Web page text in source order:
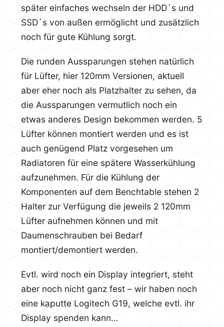
später einfaches wechseln der HDD´s und
SSD´s von außen ermöglicht und zusätzlich
noch für gute Kühlung sorgt.
Die runden Aussparungen stehen natürlich
für Lüfter, hier 120mm Versionen, aktuell
aber eher noch als Platzhalter zu sehen, da
die Aussparungen vermutlich noch ein
etwas anderes Design bekommen werden. 5
Lüfter können montiert werden und es ist
auch genügend Platz vorgesehen um
Radiatoren für eine spätere Wasserkühlung
aufzunehmen. Für die Kühlung der
Komponenten auf dem Benchtable stehen 2
Halter zur Verfügung die jeweils 2 120mm
Lüfter aufnehmen können und mit
Daumenschrauben bei Bedarf
montiert/demontiert werden.
Evtl. wird noch ein Display integriert, steht
aber noch nicht ganz fest – wir haben noch
eine kaputte Logitech G19, welche evtl. ihr
Display spenden kann…